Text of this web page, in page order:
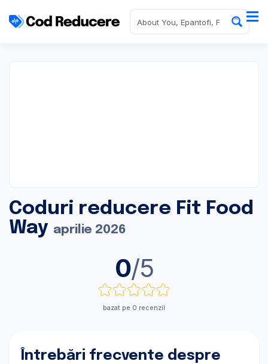
Coduri reducere Fit Food
Way aprilie 2026
0/5
bazat pe 0 recenzii
Întrebări frecvente despre